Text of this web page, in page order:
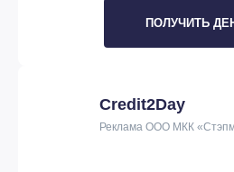
ПОЛУЧИТЬ
Credit2Day
Реклама ООО МКК